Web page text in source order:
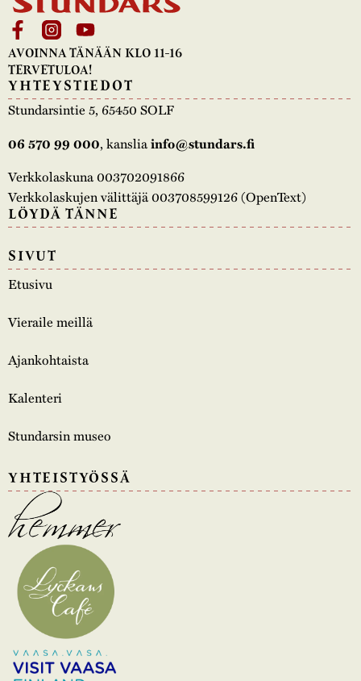
AVOINNA TÄNÄÄN KLO 11-16
TERVETULOA!
YHTEYSTIEDOT
Stundarsintie 5, 65450 SOLF
06 570 99 000, kansliainfo@stundars.fi
Verkkolaskuna 003702091866
Verkkolaskujen välittäjä 003708599126 (OpenText)
LÖYDÄ TÄNNE
SIVUT
Etusivu
Vieraile meillä
Ajankohtaista
Kalenteri
Stundarsin museo
YHTEISTYÖSSÄ